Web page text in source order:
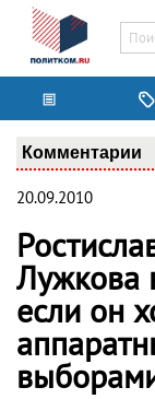
Комментарии
20.09.2010
Лужкова
если он